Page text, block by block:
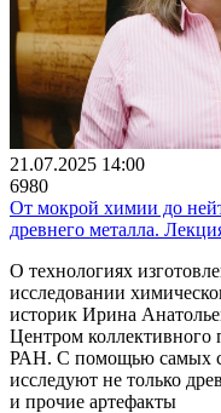
21.07.2025 14:00
6980
От мокрой химии до
древнего металла.
О технологиях
исследовании
историк Ирина
Центром коллективного
РАН. С помощью самых
исследуют не только
и прочие артефакты